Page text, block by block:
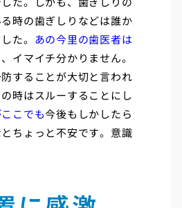
時の歯ぎしりなどは誰か
た。 あの今里の歯医者は
イマイチ分かりません。
することが大切と言われ
時はスルーすることにし
こでも今後もしかしたら
ちょっと不安です。意識